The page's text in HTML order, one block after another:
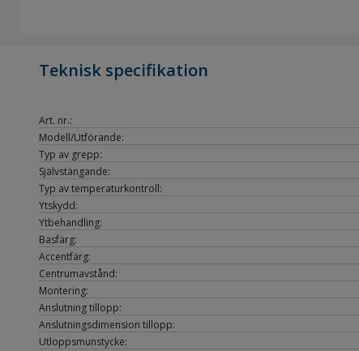
Teknisk specifikation
Art. nr.:
Modell/Utförande:
Typ av grepp:
Självstängande:
Typ av temperaturkontroll:
Ytskydd:
Ytbehandling:
Basfärg:
Accentfärg:
Centrumavstånd:
Montering:
Anslutning tillopp:
Anslutningsdimension tillopp:
Utloppsmunstycke: